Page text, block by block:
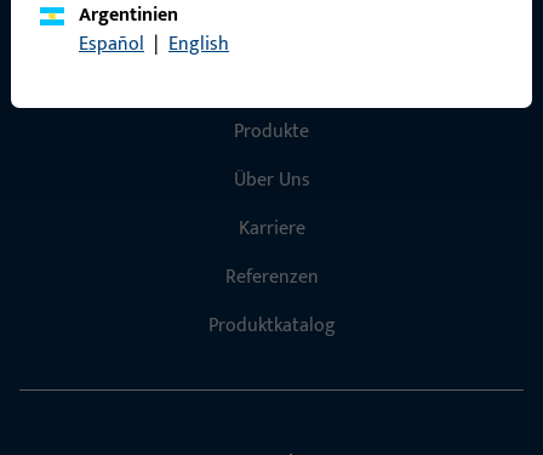
Argentinien
Español | English
Produkte
Über Uns
Karriere
Referenzen
Produktkatalog